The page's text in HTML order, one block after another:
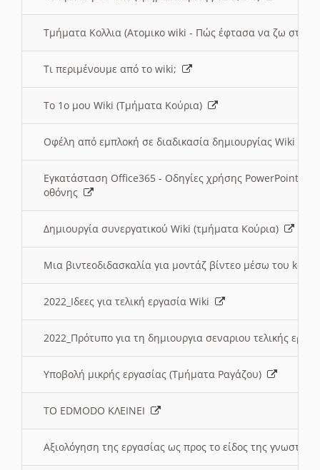
Τμήματα Κολλια (Ατομικο wiki - Πώς έφτασα να ζω στην
Τι περιμένουμε από το wiki;
Το 1ο μου Wiki (Τμήματα Κούρια)
Οφέλη από εμπλοκή σε διαδικασία δημιουργίας Wiki
Εγκατάσταση Office365 - Οδηγίες χρήσης PowerPoint
οθόνης
Δημιουργία συνεργατικού Wiki (τμήματα Κούρια)
Μια βιντεοδιδασκαλία για μοντάζ βίντεο μέσω του
2022_Ιδεες για τελική εργασία Wiki
2022_Πρότυπο για τη δημιουργια σεναριου τελικής
Υποβολή μικρής εργασίας (Τμήματα Ραγάζου)
ΤΟ EDMODO ΚΛΕΙΝΕΙ
Αξιολόγηση της εργασίας ως προς το είδος της